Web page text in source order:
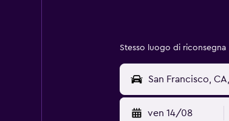
Stesso luogo di riconsegna
ven 14/08